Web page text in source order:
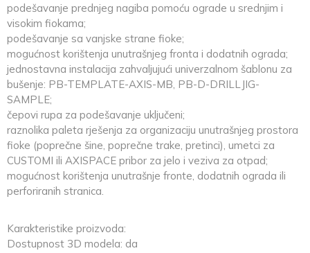
podešavanje prednjeg nagiba pomoću ograde u srednjim i
visokim fiokama;
podešavanje sa vanjske strane fioke;
mogućnost korištenja unutrašnjeg fronta i dodatnih ograda;
jednostavna instalacija zahvaljujući univerzalnom šablonu za
bušenje: PB-TEMPLATE-AXIS-MB, PB-D-DRILLJIG-
SAMPLE;
čepovi rupa za podešavanje uključeni;
raznolika paleta rješenja za organizaciju unutrašnjeg prostora
fioke (poprečne šine, poprečne trake, pretinci), umetci za
CUSTOMI ili AXISPACE pribor za jelo i veziva za otpad;
mogućnost korištenja unutrašnje fronte, dodatnih ograda ili
perforiranih stranica.
Karakteristike proizvoda:
Dostupnost 3D modela: da